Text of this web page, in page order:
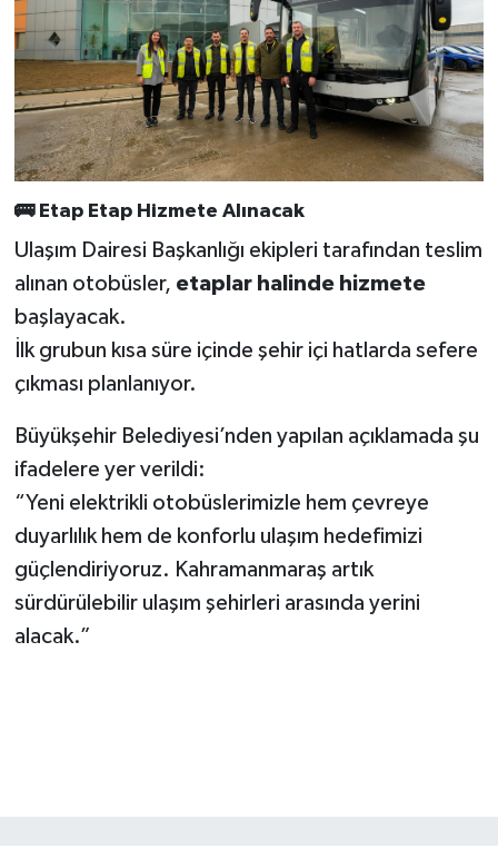
🚌 Etap Etap Hizmete Alınacak
Ulaşım Dairesi Başkanlığı ekipleri tarafından teslim
alınan otobüsler, etaplar halinde hizmete
başlayacak.
İlk grubun kısa süre içinde şehir içi hatlarda sefere
çıkması planlanıyor.
Büyükşehir Belediyesi’nden yapılan açıklamada şu
ifadelere yer verildi:
“Yeni elektrikli otobüslerimizle hem çevreye
duyarlılık hem de konforlu ulaşım hedefimizi
güçlendiriyoruz. Kahramanmaraş artık
sürdürülebilir ulaşım şehirleri arasında yerini
alacak.”
BİLİM TEKNOLOJİ
ASAYİŞ
SEÇİM 2015
BİLİM VE TEKNOLOJİ
TANITIM